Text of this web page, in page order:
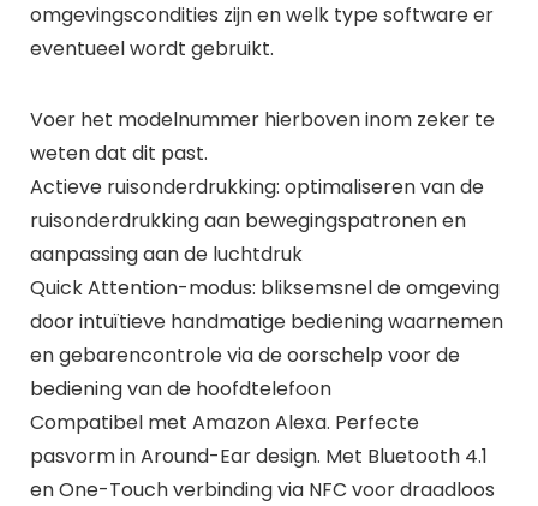
omgevingscondities zijn en welk type software er
eventueel wordt gebruikt.
Voer het modelnummer hierboven inom zeker te
weten dat dit past.
Actieve ruisonderdrukking: optimaliseren van de
ruisonderdrukking aan bewegingspatronen en
aanpassing aan de luchtdruk
Quick Attention-modus: bliksemsnel de omgeving
door intuïtieve handmatige bediening waarnemen
en gebarencontrole via de oorschelp voor de
bediening van de hoofdtelefoon
Compatibel met Amazon Alexa. Perfecte
pasvorm in Around-Ear design. Met Bluetooth 4.1
en One-Touch verbinding via NFC voor draadloos